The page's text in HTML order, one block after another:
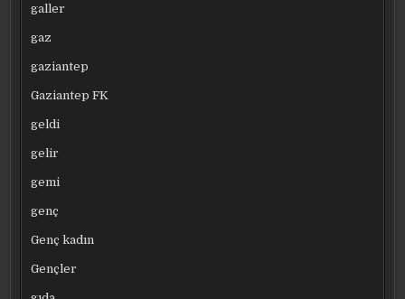
galler
gaz
gaziantep
Gaziantep FK
geldi
gelir
gemi
genç
Genç kadın
Gençler